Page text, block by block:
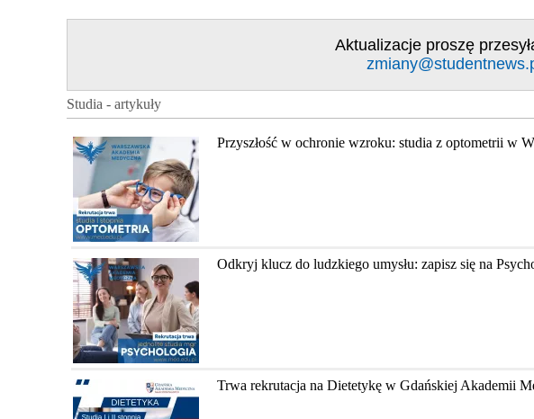
Aktualizacje proszę
Studia - artykuły
Przyszłość w ochronie wzroku: studia z optometrii w
Odkryj klucz do ludzkiego umysłu: zapisz się na
Trwa rekrutacja na Dietetykę w Gdańskiej Akademii